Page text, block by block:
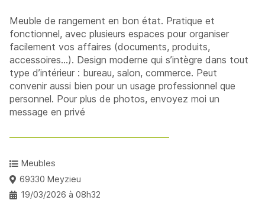
Meuble de rangement en bon état. Pratique et
fonctionnel, avec plusieurs espaces pour organiser
facilement vos affaires (documents, produits,
accessoires…). Design moderne qui s’intègre dans tout
type d’intérieur : bureau, salon, commerce. Peut
convenir aussi bien pour un usage professionnel que
personnel. Pour plus de photos, envoyez moi un
message en privé
Meubles
69330 Meyzieu
19/03/2026 à 08h32